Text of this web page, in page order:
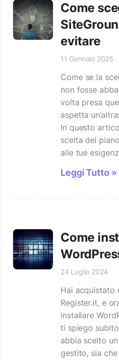
Come
evitare
11 Gennaio 2025
Come se la
non fosse
volta presa
aspetta
In questo
scelta del
alle tue
Leggi Tutto »
Come
24 Luglio 2024
Hai acquistato
Register.it, e
installare
ti spiego
abbia scelto
gestito, sia